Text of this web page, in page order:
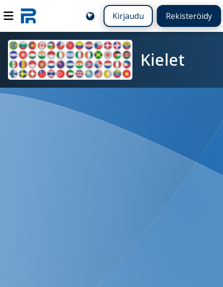
Kirjaudu Rekisteröidy
Kielet